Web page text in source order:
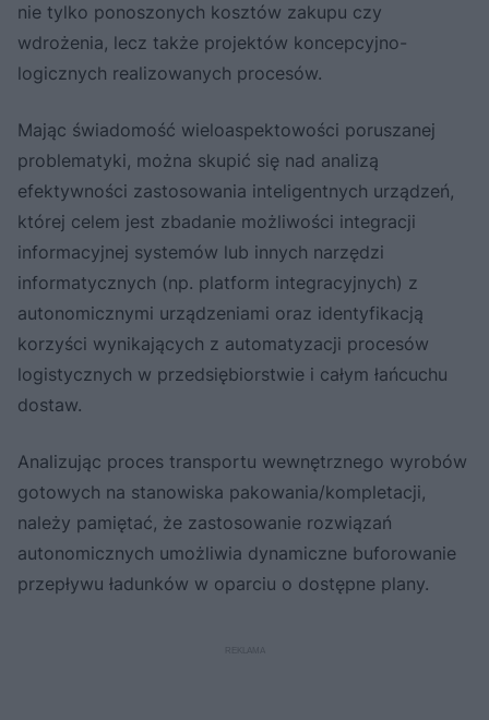
nie tylko ponoszonych kosztów zakupu czy
wdrożenia, lecz także projektów koncepcyjno-
logicznych realizowanych procesów.
Mając świadomość wieloaspektowości poruszanej
problematyki, można skupić się nad analizą
efektywności zastosowania inteligentnych urządzeń,
której celem jest zbadanie możliwości integracji
informacyjnej systemów lub innych narzędzi
informatycznych (np. platform integracyjnych) z
autonomicznymi urządzeniami oraz identyfikacją
korzyści wynikających z automatyzacji procesów
logistycznych w przedsiębiorstwie i całym łańcuchu
dostaw.
Analizując proces transportu wewnętrznego wyrobów
gotowych na stanowiska pakowania/kompletacji,
należy pamiętać, że zastosowanie rozwiązań
autonomicznych umożliwia dynamiczne buforowanie
przepływu ładunków w oparciu o dostępne plany.